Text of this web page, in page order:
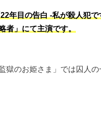
年目の告白 -私が殺人犯
者」にて主演です。
獄のお姫さま」では囚人